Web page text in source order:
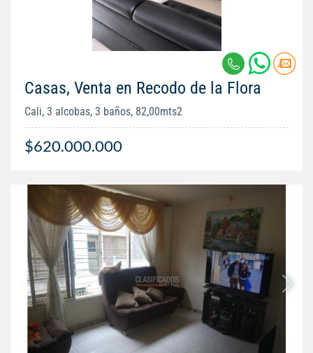
Casas, Venta en Recodo de la Flora
Cali, 3 alcobas, 3 baños, 82,00mts2
$620.000.000